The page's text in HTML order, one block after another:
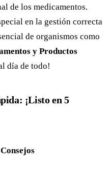
de los medicamentos.
en la gestión correcta
de organismos como
y Productos
día de todo!
¡Listo en 5